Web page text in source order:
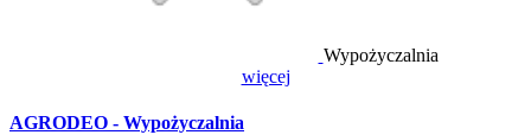
Wypożyczalnia
więcej
AGRODEO - Wypożyczalnia